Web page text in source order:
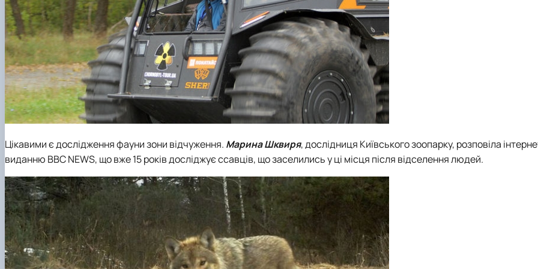
Цікавими є дослідження фауни зони відчуження. Марина Шквиря, дослідниця Київського зоопарку, розповіла
виданню ВВС NEWS, що вже 15 років досліджує ссавців, що заселились у ці місця після відселення людей.